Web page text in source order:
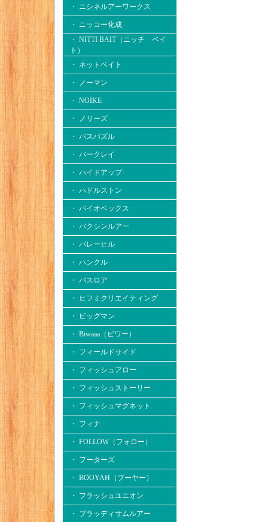
・ ニシネルアーワークス
・ ニッコー化成
・ NITTI BAIT（ニッチ ベイ
ト）
・ ネットベイト
・ ノーマン
・ NOIKE
・ ノリーズ
・ バスパズル
・ バークレイ
・ ハイドアップ
・ ハドルストン
・ バイオベックス
・ バクシンルアー
・ バレーヒル
・ ハンクル
・ バスロア
・ ヒフミクリエイティング
・ ビッグマン
・ Biwaaa（ビワー）
・ フィールドサイド
・ フィッシュアロー
・ フィッシュストーリー
・ フィッシュマグネット
・ フィナ
・ FOLLOW（フォロー）
・ フーターズ
・ BOOYAH（ブーヤー）
・ フラッシュユニオン
・ ブラッディサムルアー